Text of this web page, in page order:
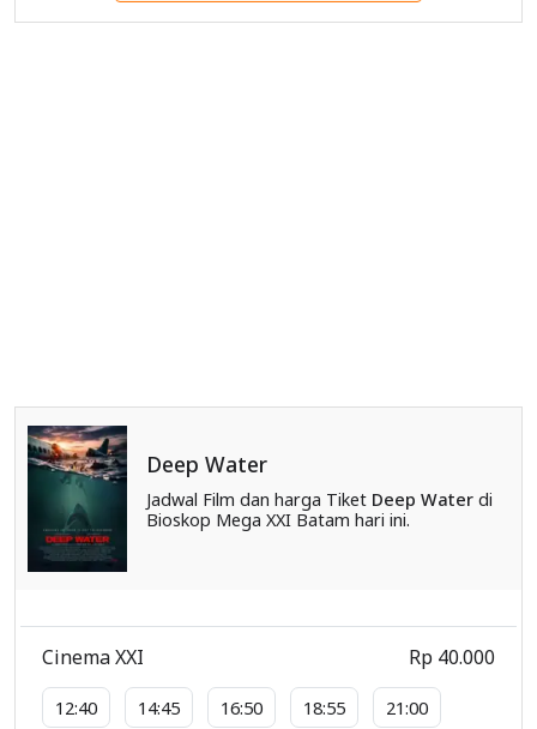
Deep Water
Jadwal Film dan harga Tiket Deep Waterdi
Bioskop Mega XXI Batam hari ini.
Cinema XXI
12:40 14:45 16:50 18:55 21:00
Rp 40.000